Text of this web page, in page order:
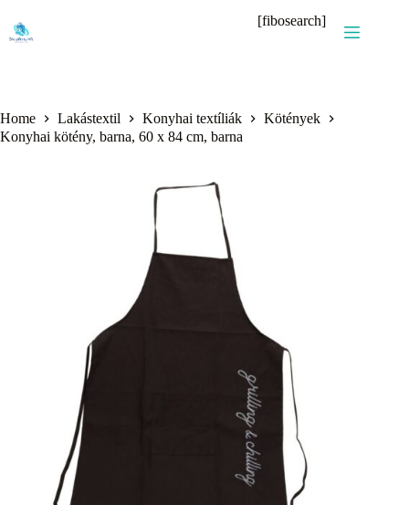
content
[fibosearch]
Home Lakástextil Konyhai textíliák
Kötények
Konyhai kötény, barna, 60 x 84 cm, barna